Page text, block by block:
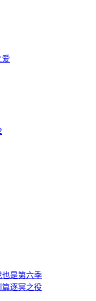
爱
也是第六季
逐冥之役